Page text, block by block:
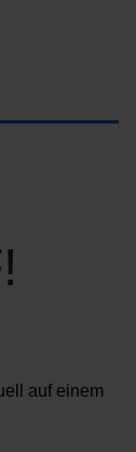
auf einem